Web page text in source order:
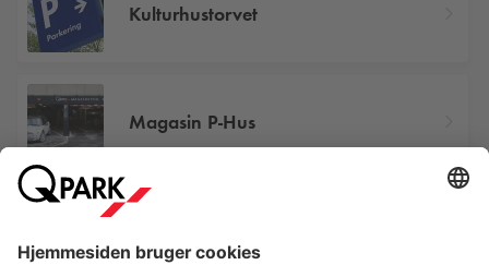
Kulturhustorvet
Magasin P-Hus